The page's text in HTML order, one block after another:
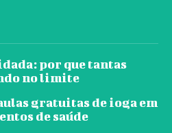
por que tantas
no limite
gratuitas de ioga em
de saúde